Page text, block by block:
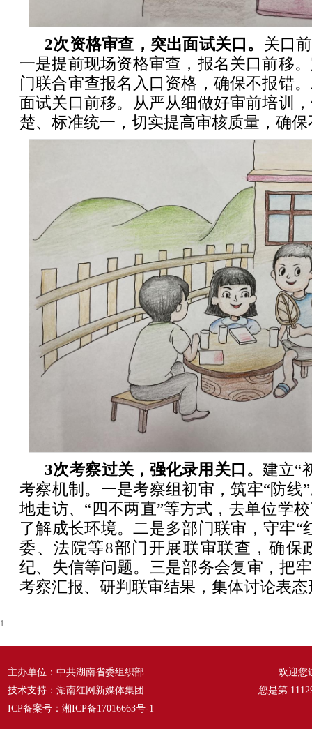
2次资格审查，突出面试关口。 关口
一是提前现场资格审查，报名关口前移
门联合审查报名入口资格，确保不报错
面试关口前移。从严从细做好审前培训
楚、标准统一，切实提高审核质量，确
3次考察过关，强化录用关口。 建立“
考察机制。一是考察组初审，筑牢“防线
地走访、“四不两直”等方式，去单位学
了解成长环境。二是多部门联审，守牢“
委、法院等8部门开展联审联查，确保
纪、失信等问题。三是部务会复审，把
考察汇报、研判联审结果，集体讨论表
1
主办单位：中共湖南省委组织部
技术支持：湖南红网新媒体集团
ICP备案号： 湘ICP备17016663号-1
欢迎您
您是第